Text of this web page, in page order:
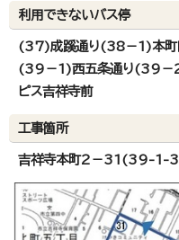
利用できないバス停
(37)成蹊通り(38－1)本町
(39－1)西五条通り(39－
ピス吉祥寺前
工事箇所
吉祥寺本町2－31(39-1-